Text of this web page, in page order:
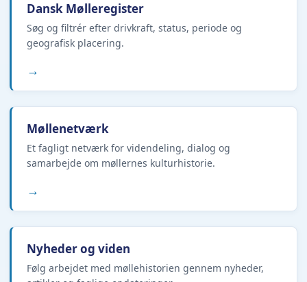
Dansk Mølleregister
Søg og filtrér efter drivkraft, status, periode og
geografisk placering.
→
Møllenetværk
Et fagligt netværk for videndeling, dialog og
samarbejde om møllernes kulturhistorie.
→
Nyheder og viden
Følg arbejdet med møllehistorien gennem nyheder,